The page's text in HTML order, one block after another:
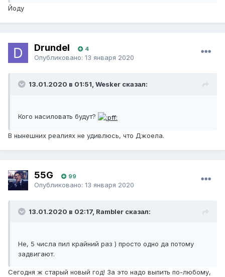
Йоду
Drundel 4
Опубликовано: 13 января 2020
13.01.2020 в 01:51, Wesker сказал:
Кого насиловать будут?
В нынешних реалиях не удивлюсь, что Джоела.
55G 99
Опубликовано: 13 января 2020
13.01.2020 в 02:17, Rambler сказал:
Не, 5 числа пил крайний раз ) просто одно да потому
задвигают.
Сегодня ж старый новый год! За это надо выпить по-любому,